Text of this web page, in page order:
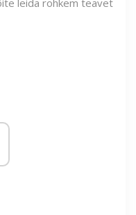
leida rohkem teavet